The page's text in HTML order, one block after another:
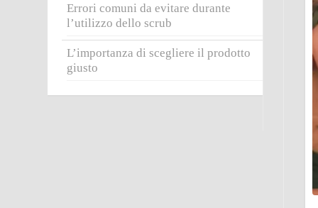
Errori comuni da evitare durante
l’utilizzo dello scrub
L’importanza di scegliere il prodotto
giusto